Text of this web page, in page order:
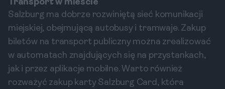
Transport w mieście
Salzburg ma dobrze rozwiniętą sieć komunikacji
miejskiej, obejmującą autobusy i tramwaje. Zakup
biletów na transport publiczny można zrealizować
w automatach znajdujących się na przystankach,
jak i przez aplikacje mobilne. Warto również
rozważyć zakup karty Salzburg Card, która